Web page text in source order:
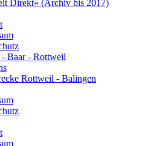
Direkt« (Archiv bis 2017)
Baar - Rottweil
Rottweil - Balingen